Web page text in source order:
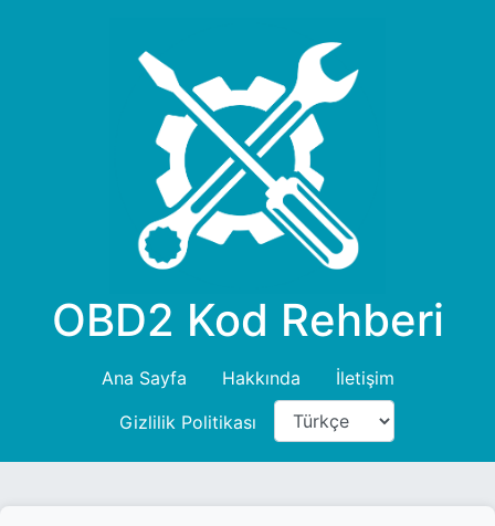
OBD2 Kod Rehberi
Ana Sayfa Hakkında
İletişim
Gizlilik Politikası